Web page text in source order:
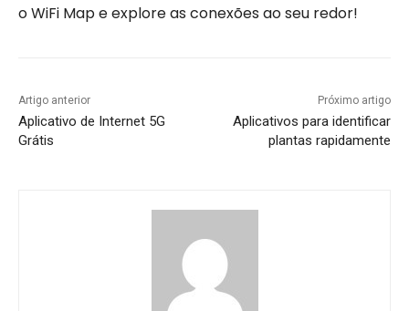
o WiFi Map e explore as conexões ao seu redor!
Artigo anterior
Aplicativo de Internet 5G
Grátis
Próximo artigo
Aplicativos para identificar
plantas rapidamente